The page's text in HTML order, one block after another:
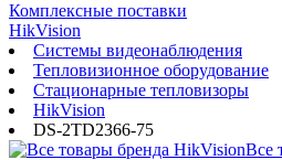
Комплексные поставки
HikVision
Системы видеонаблюдения
Тепловизионное оборудование
Стационарные тепловизоры
HikVision
DS-2TD2366-75
Все